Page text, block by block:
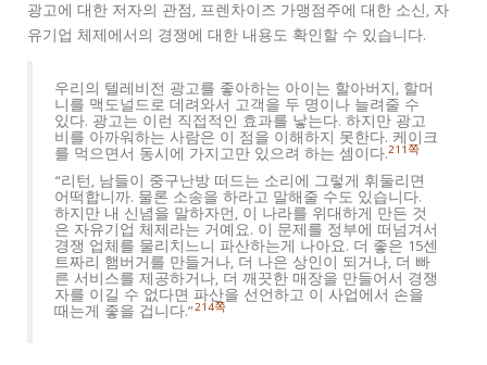
광고에 대한 저자의 관점, 프렌차이즈 가맹점주에 대한 소신, 자
유기업 체제에서의 경쟁에 대한 내용도 확인할 수 있습니다.
우리의 텔레비전 광고를 좋아하는 아이는 할아버지, 할머
니를 맥도널드로 데려와서 고객을 두 명이나 늘려줄 수
있다. 광고는 이런 직접적인 효과를 낳는다. 하지만 광고
비를 아까워하는 사람은 이 점을 이해하지 못한다. 케이크
를 먹으면서 동시에 가지고만 있으려 하는 셈이다.211쪽
“리턴, 남들이 중구난방 떠드는 소리에 그렇게 휘둘리면
어떡합니까. 물론 소송을 하라고 말해줄 수도 있습니다.
하지만 내 신념을 말하자먼, 이 나라를 위대하게 만든 것
은 자유기업 체제라는 거예요. 이 문제를 정부에 떠넘겨서
경쟁 업체를 물리치느니 파산하는게 나아요. 더 좋은 15센
트짜리 햄버거를 만들거나, 더 나은 상인이 되거나, 더 빠
른 서비스를 제공하거나, 더 깨끗한 매장을 만들어서 경쟁
자를 이길 수 없다면 파산을 선언하고 이 사업에서 손을
때는게 좋을 겁니다.”214쪽